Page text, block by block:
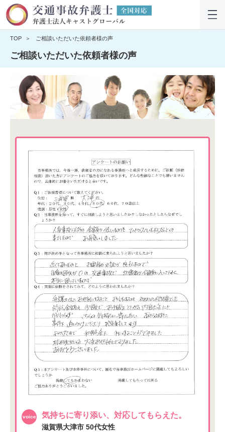
TOP ご相談いただいた依頼者様の声
ご相談いただいた依頼者様の声
気持ちに寄り添い、対応してもらえた。
滋賀県大津市 50代女性